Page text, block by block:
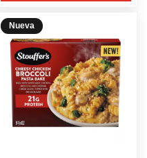
Nueva